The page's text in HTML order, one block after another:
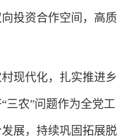
投资合作空间，高质
现代化，扎实推进乡
三农”问题作为全党工
展，持续巩固拓展脱